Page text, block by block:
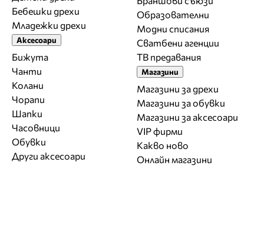
Бебешки дрехи
Младежки дрехи
Аксесоари
Бижута
Чанти
Колани
Чорапи
Шапки
Часовници
Обувки
Други аксесоари
Образователни
Модни списания
Сватбени агенции
ТВ предавания
Магазини
Магазини за дрехи
Магазини за обувки
Магазини за aксесоари
VIP фирми
Какво ново
Онлайн магазини